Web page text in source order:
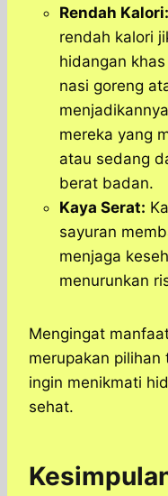
Rendah Kalori:
rendah kalori
hidangan
nasi goreng
mereka yang
atau sedang
berat badan.
Kaya Serat:
sayuran
menjaga
menurunkan
Mengingat
merupakan
ingin menikmati
sehat.